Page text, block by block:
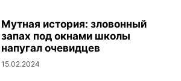
Мутная история: зловонный
запах под окнами школы
напугал очевидцев
15.02.2024